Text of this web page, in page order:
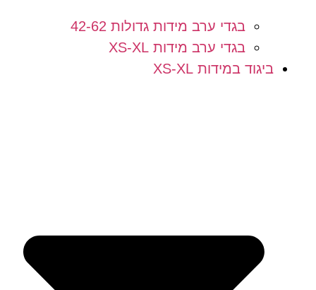
בגדי ערב מידות גדולות 42-62
בגדי ערב מידות XS-XL
ביגוד במידות XS-XL